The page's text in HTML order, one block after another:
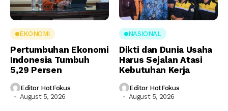
EKONOMI
Pertumbuhan Ekonomi
Indonesia Tumbuh
5,29 Persen
Editor HotFokus
August 5, 2026
NASIONAL
Dikti dan Dunia Usaha
Harus Sejalan Atasi
Kebutuhan Kerja
Editor HotFokus
August 5, 2026